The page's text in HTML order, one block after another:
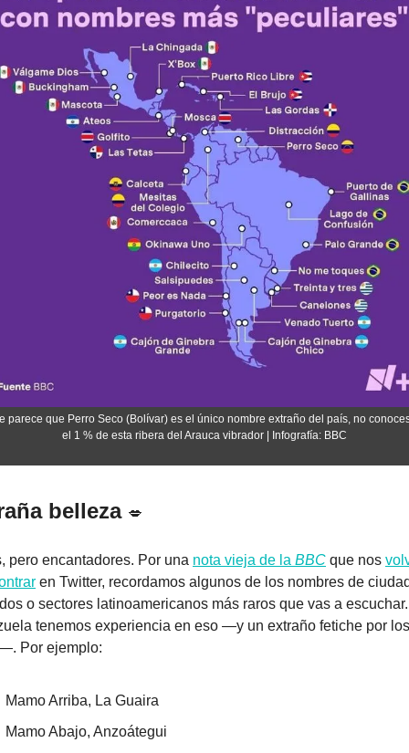
parece que Perro Seco (Bolívar) es el único nombre extraño del país, no
el 1 % de esta ribera del Arauca vibrador | Infografía: BBC
belleza 💋
pero encantadores. Por una nota vieja de la BBC que nos
en Twitter, recordamos algunos de los nombres de
o sectores latinoamericanos más raros que vas a
tenemos experiencia en eso —y un extraño fetiche por los
Por ejemplo:
Mamo Arriba, La Guaira
Mamo Abajo, Anzoátegui